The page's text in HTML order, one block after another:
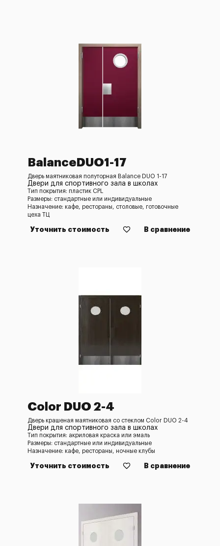
BalanceDUO1-17
Дверь маятниковая полуторная Balance DUO 1-17
Двери для спортивного зала в школах
Тип покрытия: пластик CPL
Размеры: стандартные или индивидуальные
Назначение: кафе, рестораны, столовые, готовочные
цеха ТЦ
Уточнить стоимость В сравнение
Color DUO 2-4
Дверь крашеная маятниковая со стеклом Color DUO 2-4
Двери для спортивного зала в школах
Тип покрытия: акриловая краска или эмаль
Размеры: стандартные или индивидуальные
Назначение: кафе, рестораны, ночные клубы
Уточнить стоимость В сравнение